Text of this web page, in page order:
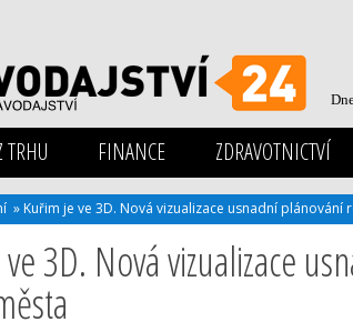
TRHU FINANCE ZDRAVOTNICTVÍ
» Kuřim je ve 3D. Nová vizualizace usnadní plánování
3D. Nová vizualizace